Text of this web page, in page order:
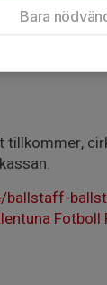
tillkommer,
Fotboll
Bara